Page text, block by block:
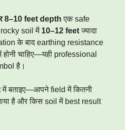
8–10 feet depth एक safe
soil में 10–12 feetज्यादा
के बाद earthing resistance
चाहिए—यही professional
है।
में बताइए—आपने field में कितनी
है और किस soil में best result